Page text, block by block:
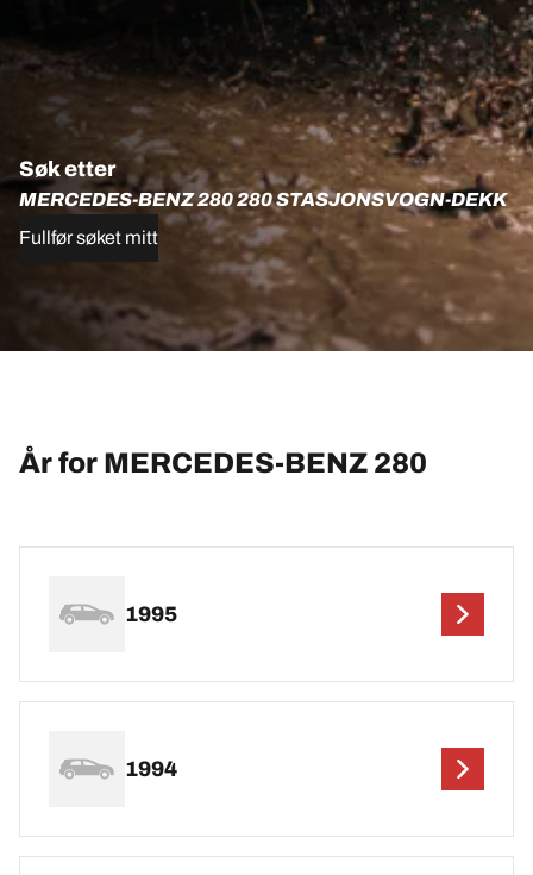
Søk etter
MERCEDES-BENZ 280 280 STASJONSVOGN-DEKK
Fullfør søket mitt
År for MERCEDES-BENZ 280
1995
1994